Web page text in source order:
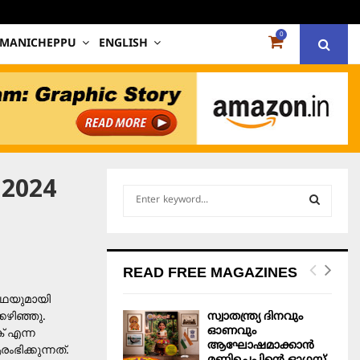
ENGLISH
0
എന്ന
h
o
E
READ FREE MAGAZINES
സ്വാതന്ത്ര്യ ദിനവും
ഓണവും
ആഘോഷമാക്കാൻ